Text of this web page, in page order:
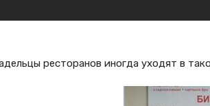
ресторанов иногда уходят в